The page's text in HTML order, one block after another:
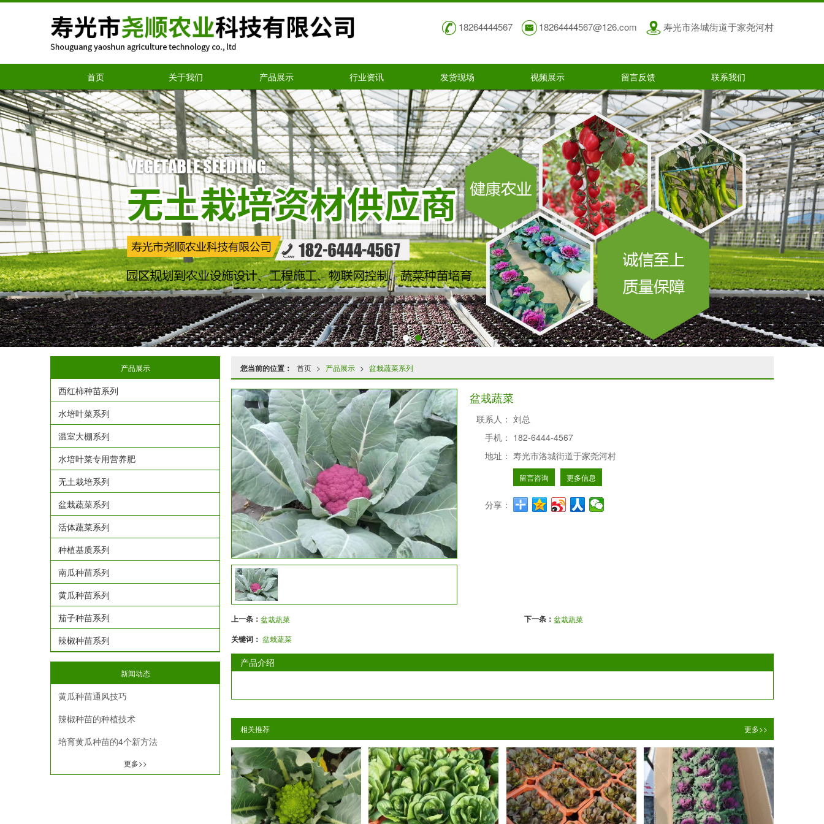
18264444567 18264444567@126.com 寿光市洛城街道于家尧河村
首页 关于我们 产品展示 行业资讯 发货现场 视频展示 留言反馈 联系我们
您当前的位置： 首页 > 产品展示 > 盆栽蔬菜系列
盆栽蔬菜
联系人： 刘总
手机： 182-6444-4567
地址： 寿光市洛城街道于家尧河村
留言咨询 更多信息
分享：
上一条： 盆栽蔬菜 下一条： 盆栽蔬菜
关键词： 盆栽蔬菜
产品介绍
相关推荐 更多>>
产品展示
西红柿种苗系列
水培叶菜系列
温室大棚系列
水培叶菜专用营养肥
无土栽培系列
盆栽蔬菜系列
活体蔬菜系列
种植基质系列
南瓜种苗系列
黄瓜种苗系列
茄子种苗系列
辣椒种苗系列
新闻动态
黄瓜种苗通风技巧
辣椒种苗的种植技术
培育黄瓜种苗的4个新方法
更多>>